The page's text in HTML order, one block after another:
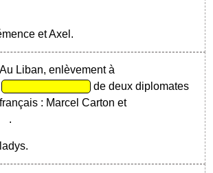
et Axel.
Au Liban, enlèvement à
de deux diplomates
français : Marcel Carton et
.